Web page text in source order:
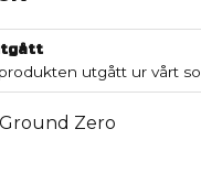
utgått ur vårt
Ground Zero